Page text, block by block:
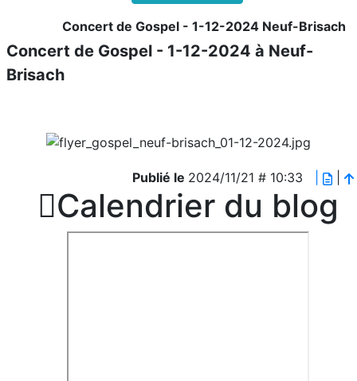
Concert de Gospel - 1-12-2024 Neuf-Brisach
Concert de Gospel - 1-12-2024 à Neuf-
Brisach
Publié le 2024/11/21 # 10:33
Calendrier du blog